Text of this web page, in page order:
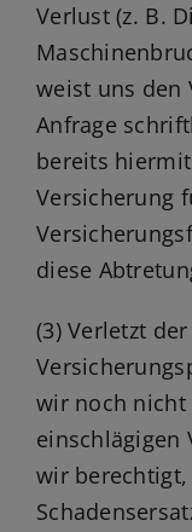
Verlust (z. B.
weist uns den
Anfrage
bereits
Versicherung
diese
(3) Verletzt
wir noch nicht
einschlägigen
wir berechtigt,